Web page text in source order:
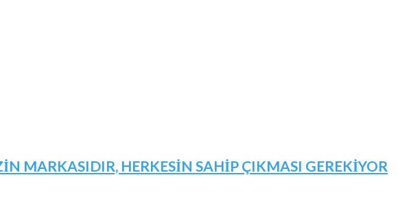
MARKASIDIR, HERKESİN SAHİP ÇIKMASI GEREKİYOR